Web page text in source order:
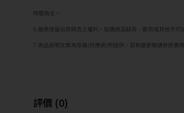
時間為主。
6.廠商保留出貨與否之權利，如遇商品缺貨、斷貨或其他不可
7.商品說明文案為原廠(供應商)所提供，若有變更敬請參照實際
評價 (0)